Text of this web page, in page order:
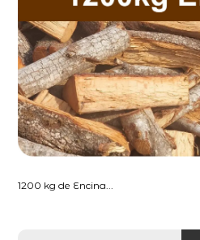
1200 kg de Encina...